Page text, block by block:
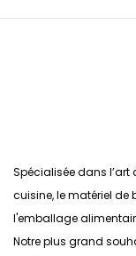
Spécialisée dans l’art
cuisine, le matériel de
l'emballage
Notre plus grand